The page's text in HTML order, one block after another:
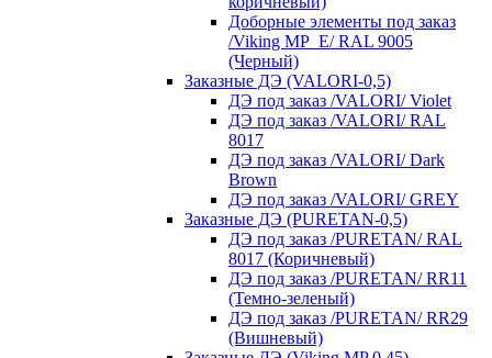
Доборные элементы под заказ
/Viking MP_E/ RAL 9005
(Черный)
Заказные ДЭ (VALORI-0,5)
ДЭ под заказ /VALORI/ Violet
ДЭ под заказ /VALORI/ RAL
8017
ДЭ под заказ /VALORI/ Dark
Brown
ДЭ под заказ /VALORI/ GREY
Заказные ДЭ (PURETAN-0,5)
ДЭ под заказ /PURETAN/ RAL
8017 (Коричневый)
ДЭ под заказ /PURETAN/ RR11
(Темно-зеленый)
ДЭ под заказ /PURETAN/ RR29
(Вишневый)